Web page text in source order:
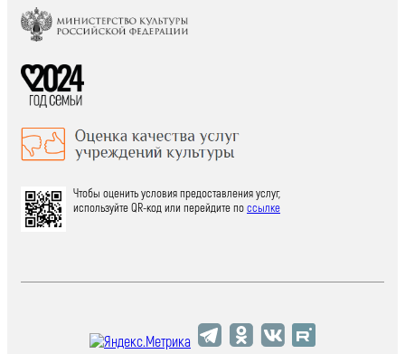
Чтобы оценить условия предоставления услуг,
используйте QR-код или перейдите поссылке